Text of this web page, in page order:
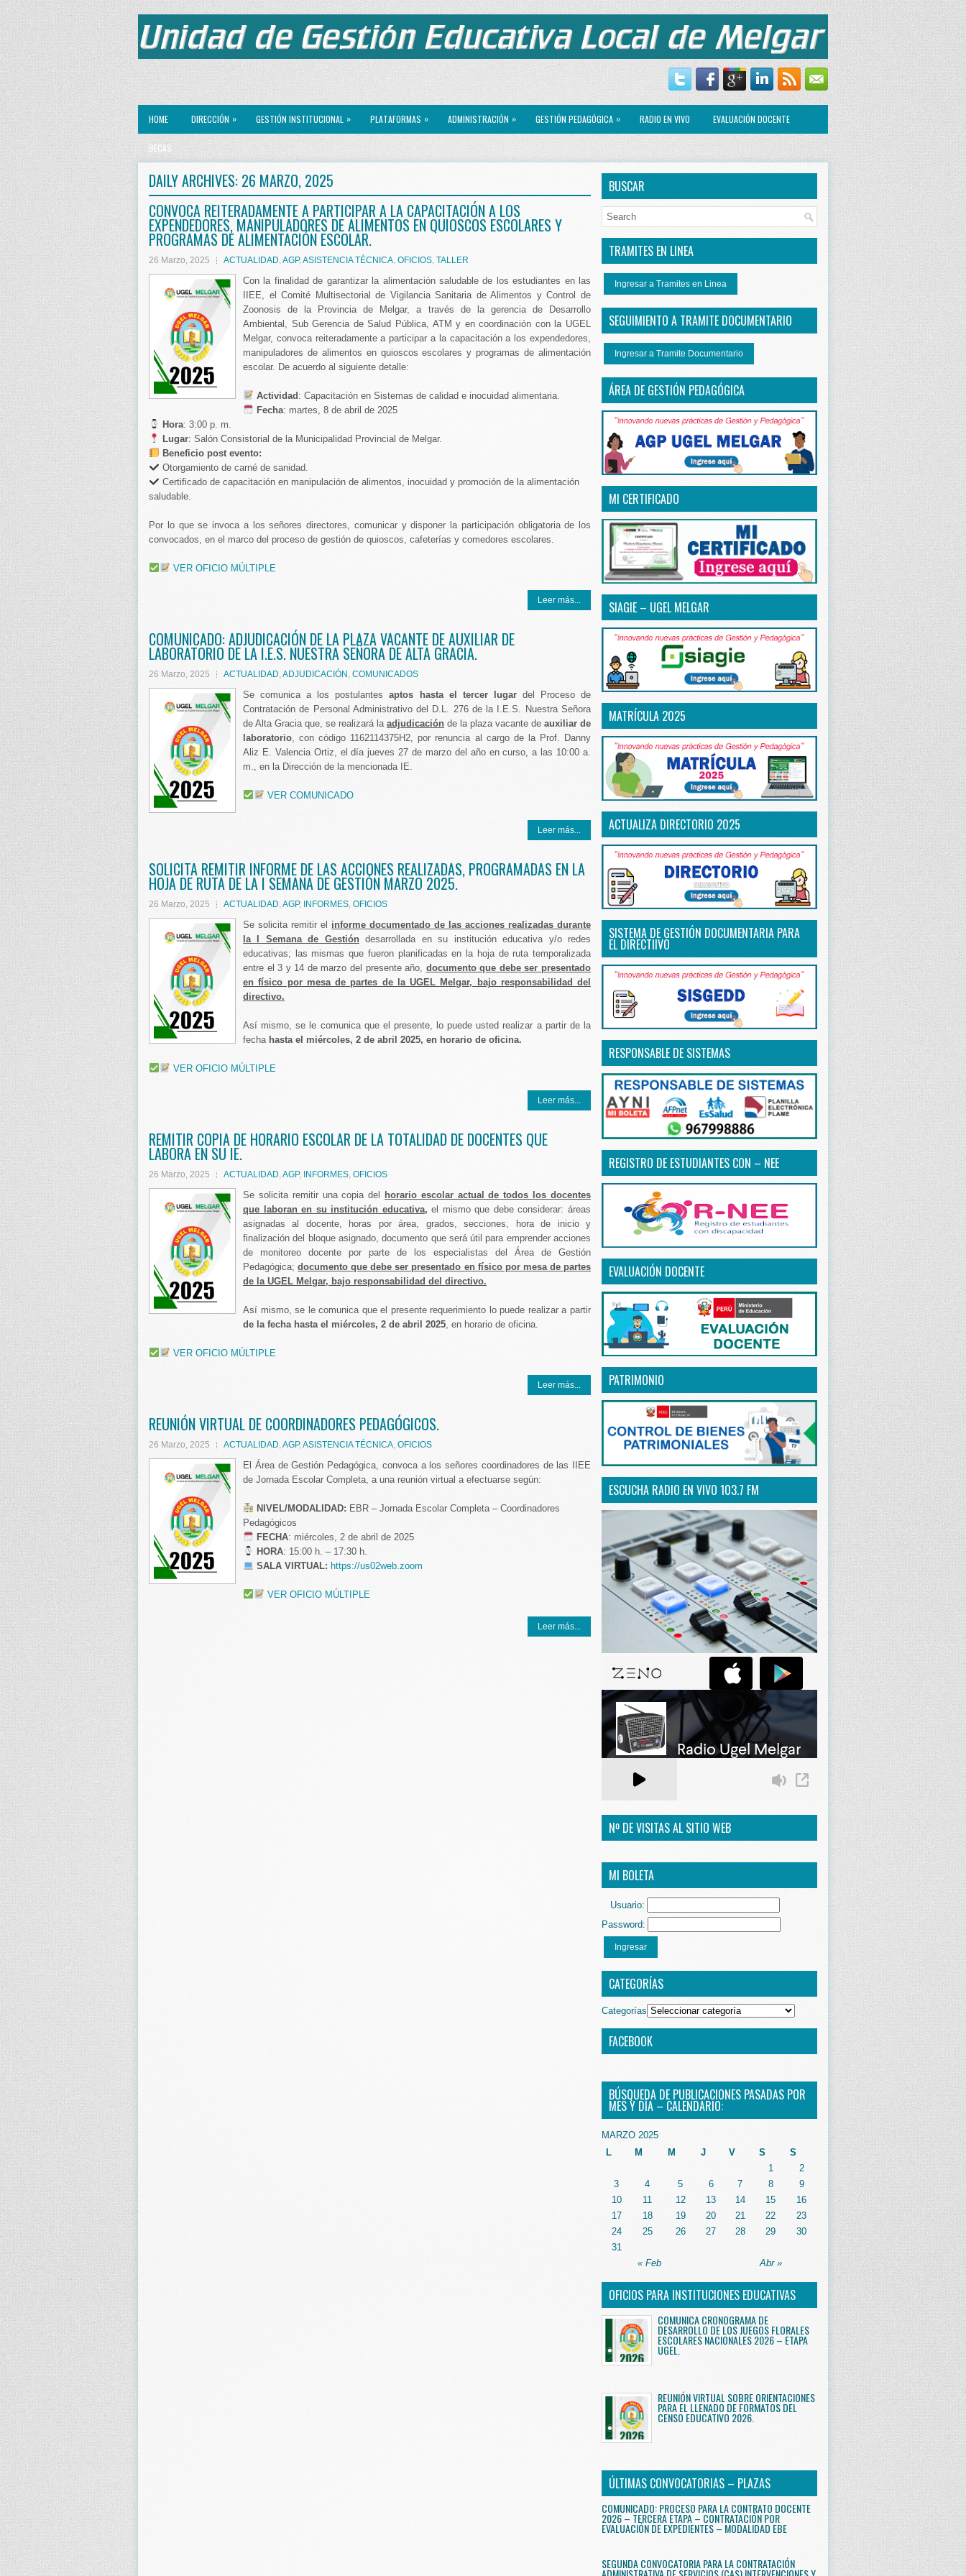
HOME DIRECCIÓN » GESTIÓN INSTITUCIONAL » PLATAFORMAS » ADMINISTRACIÓN » GESTIÓN PEDAGÓGICA » RADIO EN VIVO EVALUACIÓN DOCENTE
BECAS
DAILY ARCHIVES: 26 MARZO, 2025
CONVOCA REITERADAMENTE A PARTICIPAR A LA CAPACITACIÓN A LOS
EXPENDEDORES, MANIPULADORES DE ALIMENTOS EN QUIOSCOS ESCOLARES Y
PROGRAMAS DE ALIMENTACIÓN ESCOLAR.
26 Marzo, 2025 ACTUALIDAD AGP, ASISTENCIA TÉCNICA OFICIOS TALLER
Con la finalidad de garantizar la alimentación saludable de los estudiantes en las
IIEE, el Comité Multisectorial de Vigilancia Sanitaria de Alimentos y Control de
Zoonosis de la Provincia de Melgar, a través de la gerencia de Desarrollo
Ambiental, Sub Gerencia de Salud Pública, ATM y en coordinación con la UGEL
Melgar, convoca reiteradamente a participar a la capacitación a los expendedores,
manipuladores de alimentos en quioscos escolares y programas de alimentación
escolar. De acuerdo al siguiente detalle:
Actividad: Capacitación en Sistemas de calidad e inocuidad alimentaria.
️ Fecha: martes, 8 de abril de 2025
Hora: 3:00 p. m.
Lugar: Salón Consistorial de la Municipalidad Provincial de Melgar.
Beneficio post evento:
Otorgamiento de carné de sanidad.
Certificado de capacitación en manipulación de alimentos, inocuidad y promoción de la alimentación
saludable.
Por lo que se invoca a los señores directores, comunicar y disponer la participación obligatoria de los
convocados, en el marco del proceso de gestión de quioscos, cafeterías y comedores escolares.
VER OFICIO MÚLTIPLE
Leer más...
COMUNICADO: ADJUDICACIÓN DE LA PLAZA VACANTE DE AUXILIAR DE
LABORATORIO DE LA I.E.S. NUESTRA SEÑORA DE ALTA GRACIA.
26 Marzo, 2025 ACTUALIDAD ADJUDICACIÓN COMUNICADOS
Se comunica a los postulantesaptos hasta el tercer lugardel Proceso de
Contratación de Personal Administrativo del D.L. 276 de la I.E.S. Nuestra Señora
de Alta Gracia que, se realizará la adjudicación de la plaza vacante de auxiliar de
laboratorio , con código 1162114375H2, por renuncia al cargo de la Prof. Danny
Aliz E. Valencia Ortiz, el día jueves 27 de marzo del año en curso, a las 10:00 a.
m., en la Dirección de la mencionada IE.
VER COMUNICADO
Leer más...
SOLICITA REMITIR INFORME DE LAS ACCIONES REALIZADAS, PROGRAMADAS EN LA
HOJA DE RUTA DE LA I SEMANA DE GESTIÓN MARZO 2025.
26 Marzo, 2025 ACTUALIDAD,AGP, INFORMES, OFICIOS
Se solicita remitir el informe documentado de las acciones realizadas durante
la I Semana de Gestióndesarrollada en su institución educativa y/o redes
educativas; las mismas que fueron planificadas en la hoja de ruta temporalizada
entre el 3 y 14 de marzo del presente año, documento que debe ser presentado
en físico por mesa de partes de la UGEL Melgar, bajo responsabilidad del
directivo.
Así mismo, se le comunica que el presente, lo puede usted realizar a partir de la
fecha hasta el miércoles, 2 de abril 2025, en horario de oficina.
VER OFICIO MÚLTIPLE
Leer más...
REMITIR COPIA DE HORARIO ESCOLAR DE LA TOTALIDAD DE DOCENTES QUE
LABORA EN SU IE.
26 Marzo, 2025 ACTUALIDAD,AGP, INFORMES, OFICIOS
Se solicita remitir una copia del
horario escolar actual de todos los docentes
que laboran en su institución educativa, el mismo que debe considerar: áreas
asignadas al docente, horas por área, grados, secciones, hora de inicio y
finalización del bloque asignado, documento que será útil para emprender acciones
de monitoreo docente por parte de los especialistas del Área de Gestión
Pedagógica;documento que debe ser presentado en físico por mesa de partes
de la UGEL Melgar, bajo responsabilidad del directivo.
Así mismo, se le comunica que el presente requerimiento lo puede realizar a partir
de la fecha hasta el miércoles, 2 de abril 2025, en horario de oficina.
VER OFICIO MÚLTIPLE
Leer más...
REUNIÓN VIRTUAL DE COORDINADORES PEDAGÓGICOS.
26 Marzo, 2025 ACTUALIDAD,AGP,ASISTENCIA TÉCNICA, OFICIOS
El Área de Gestión Pedagógica, convoca a los señores coordinadores de las IIEE
de Jornada Escolar Completa, a una reunión virtual a efectuarse según:
NIVEL/MODALIDAD: EBR – Jornada Escolar Completa – Coordinadores
Pedagógicos
FECHA: miércoles, 2 de abril de 2025
HORA: 15:00 h. – 17:30 h.
SALA VIRTUAL: https://us02web.zoom
VER OFICIO MÚLTIPLE
Leer más...
BUSCAR
TRAMITES EN LINEA
Ingresar a Tramites en Linea
SEGUIMIENTO A TRAMITE DOCUMENTARIO
Ingresar a Tramite Documentario
ÁREA DE GESTIÓN PEDAGÓGICA
MI CERTIFICADO
SIAGIE – UGEL MELGAR
MATRÍCULA 2025
ACTUALIZA DIRECTORIO 2025
SISTEMA DE GESTIÓN DOCUMENTARIA PARA
EL DIRECTIIVO
RESPONSABLE DE SISTEMAS
REGISTRO DE ESTUDIANTES CON – NEE
EVALUACIÓN DOCENTE
PATRIMONIO
ESCUCHA RADIO EN VIVO 103.7 FM
Nº DE VISITAS AL SITIO WEB
MI BOLETA
Usuario:
Password:
Ingresar
CATEGORÍAS
Categorías
FACEBOOK
BÚSQUEDA DE PUBLICACIONES PASADAS POR
MES Y DÍA – CALENDARIO:
MARZO 2025
L
M M J V S S
« Feb Abr »
1
2
3
4 5 6 7 8
9
10
11 12 13 14 15
16
17
18 19 20 21 22
23
24
25 26 27 28 29
30
31
OFICIOS PARA INSTITUCIONES EDUCATIVAS
COMUNICA CRONOGRAMA DE
DESARROLLO DE LOS JUEGOS FLORALES
ESCOLARES NACIONALES 2026 – ETAPA
UGEL.
REUNIÓN VIRTUAL SOBRE ORIENTACIONES
PARA EL LLENADO DE FORMATOS DEL
CENSO EDUCATIVO 2026.
ÚLTIMAS CONVOCATORIAS – PLAZAS
COMUNICADO: PROCESO PARA LA CONTRATO DOCENTE
2026 – TERCERA ETAPA – CONTRATACIÓN POR
EVALUACIÓN DE EXPEDIENTES – MODALIDAD EBE
SEGUNDA CONVOCATORIA PARA LA CONTRATACIÓN